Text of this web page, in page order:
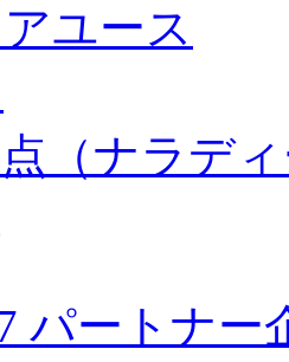
ユース
（ナラデ
パートナー